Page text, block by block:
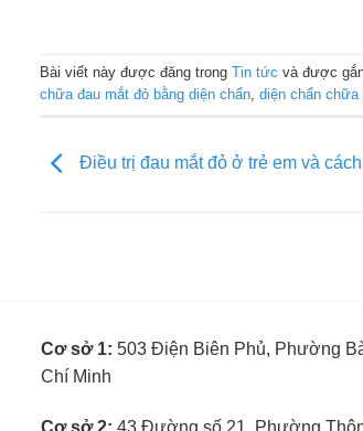
Bài viết này được đăng trong Tin tức và được
chữa đau mắt đỏ bằng diện chẩn, diện chẩn
Điều trị đau mắt đỏ ở trẻ em và
Cơ sở 1: 503 Điện Biên Phủ, Phường
Chí Minh
Cơ sở 2: 43 Đường số 21, Phường